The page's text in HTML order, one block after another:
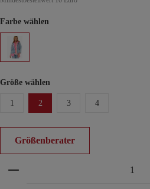
Farbe wählen
Größe wählen
1 2 3 4
Größenberater
Produkt Anzahl: Gib den